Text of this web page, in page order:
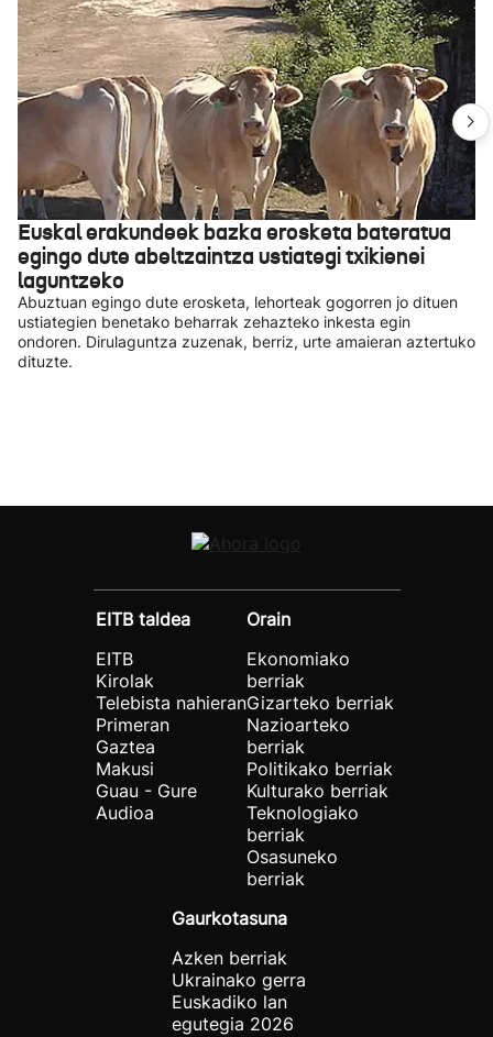
Euskal erakundeek bazka erosketa bateratua
egingo dute abeltzaintza ustiategi txikienei
laguntzeko
Abuztuan egingo dute erosketa, lehorteak gogorren jo dituen
ustiategien benetako beharrak zehazteko inkesta egin
ondoren. Dirulaguntza zuzenak, berriz, urte amaieran aztertuko
dituzte.
EITB taldea
EITB
Kirolak
Telebista nahieran
Primeran
Gaztea
Makusi
Guau - Gure
Audioa
Orain
Ekonomiako
berriak
Gizarteko berriak
Nazioarteko
berriak
Politikako berriak
Kulturako berriak
Teknologiako
berriak
Osasuneko
berriak
Gaurkotasuna
Azken berriak
Ukrainako gerra
Euskadiko lan
egutegia 2026